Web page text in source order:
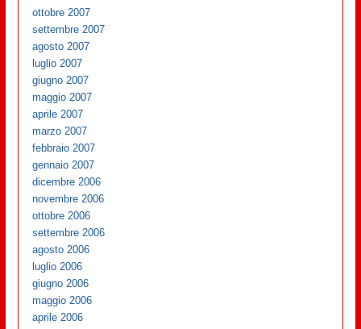
ottobre 2007
settembre 2007
agosto 2007
luglio 2007
giugno 2007
maggio 2007
aprile 2007
marzo 2007
febbraio 2007
gennaio 2007
dicembre 2006
novembre 2006
ottobre 2006
settembre 2006
agosto 2006
luglio 2006
giugno 2006
maggio 2006
aprile 2006